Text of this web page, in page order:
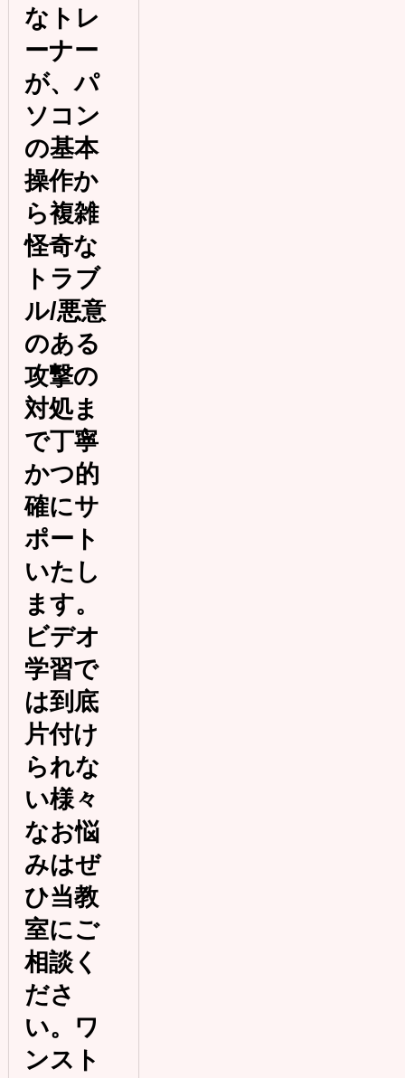
なトレ
ーナー
が、パ
ソコン
の基本
操作か
ら複雑
怪奇な
トラブ
ル/悪意
のある
攻撃の
対処ま
で丁寧
かつ的
確にサ
ポート
いたし
ます。
ビデオ
学習で
は到底
片付け
られな
い様々
なお悩
みはぜ
ひ当教
室にご
相談く
ださ
い。ワ
ンスト